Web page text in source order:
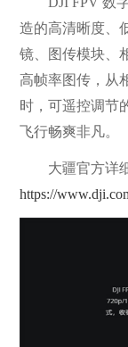
造的高清晰度、
镜、图传模块、
高帧率图传，从
时，可遥控调节
飞行畅爽非凡。
大疆官方详细
https://